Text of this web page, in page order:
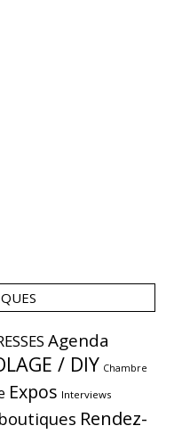
Agenda
/ DIY Chambre
Expos Interviews
Rendez-